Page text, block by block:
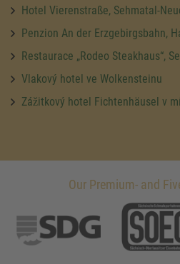
Hotel Vierenstraße, Sehmatal-
Penzion An der Erzgebirgsbahn,
Restaurace „Rodeo Steakhaus“,
Vlakový hotel ve Wolkensteinu
Zážitkový hotel Fichtenhäusel v
Our Premium- and